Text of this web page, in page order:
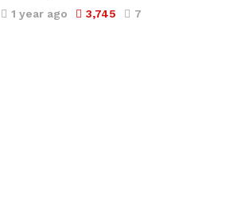
1 year ago 3,745 7